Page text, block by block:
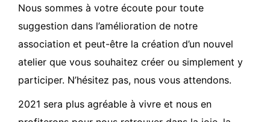
Nous sommes à votre écoute pour toute
suggestion dans l’amélioration de notre
association et peut-être la création d’un nouvel
atelier que vous souhaitez créer ou simplement y
participer. N’hésitez pas, nous vous attendons.
2021 sera plus agréable à vivre et nous en